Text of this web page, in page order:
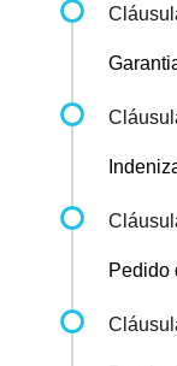
Pedido